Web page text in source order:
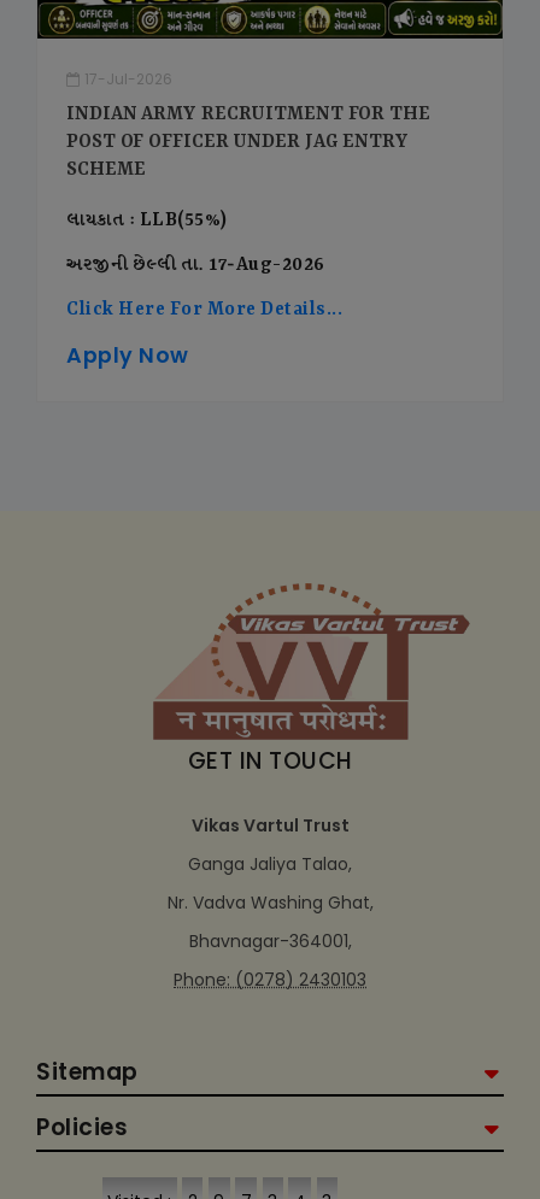
17-Jul-2026
INDIAN ARMY RECRUITMENT FOR THE
POST OF OFFICER UNDER JAG ENTRY
SCHEME
લાયકાત : LLB(55%)
અરજીની છેલ્લી તા. 17-Aug-2026
Click Here For More Details...
Apply Now
GET IN TOUCH
Vikas Vartul Trust
Ganga Jaliya Talao,
Nr. Vadva Washing Ghat,
Bhavnagar-364001,
Phone: (0278) 2430103
Sitemap
Policies